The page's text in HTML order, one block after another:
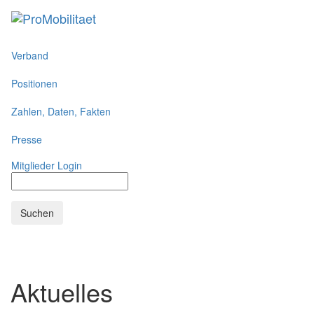
Verband
Positionen
Zahlen, Daten, Fakten
Presse
Mitglieder Login
Aktuelles